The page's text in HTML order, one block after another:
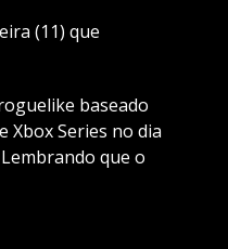
(11) que
baseado
Xbox Series no dia
que o